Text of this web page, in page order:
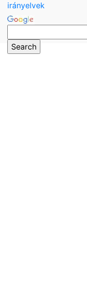
irányelvek